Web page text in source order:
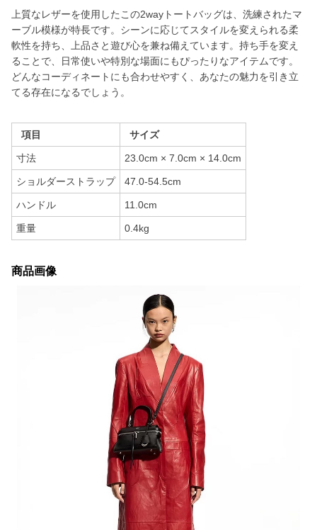
上質なレザーを使用したこの2wayトートバッグは、洗練されたマ
ーブル模様が特長です。シーンに応じてスタイルを変えられる柔
軟性を持ち、上品さと遊び心を兼ね備えています。持ち手を変え
ることで、日常使いや特別な場面にもぴったりなアイテムです。
どんなコーディネートにも合わせやすく、あなたの魅力を引き立
てる存在になるでしょう。
項目 サイズ
寸法 23.0cm × 7.0cm × 14.0cm
ショルダーストラップ 47.0-54.5cm
ハンドル 11.0cm
重量 0.4kg
商品画像